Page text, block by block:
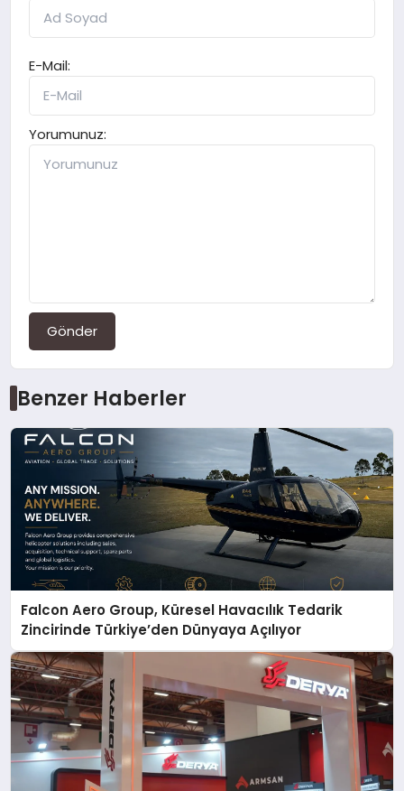
E-Mail:
Yorumunuz:
Gönder
Benzer Haberler
Falcon Aero Group, Küresel Havacılık Tedarik
Zincirinde Türkiye’den Dünyaya Açılıyor